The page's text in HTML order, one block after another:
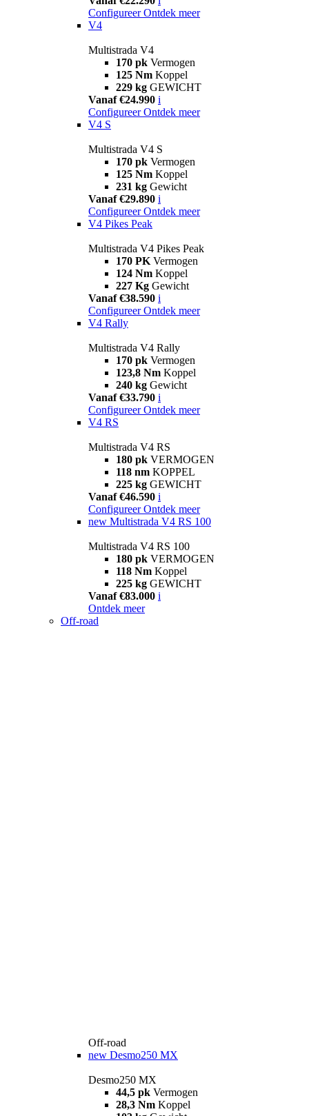
Configureer Ontdek meer
V4
Multistrada V4
170 pk Vermogen
125 Nm Koppel
229 kg GEWICHT
Vanaf €24.990 i
Configureer Ontdek meer
V4 S
Multistrada V4 S
170 pk Vermogen
125 Nm Koppel
231 kg Gewicht
Vanaf €29.890 i
Configureer Ontdek meer
V4 Pikes Peak
Multistrada V4 Pikes Peak
170 PK Vermogen
124 Nm Koppel
227 Kg Gewicht
Vanaf €38.590 i
Configureer Ontdek meer
V4 Rally
Multistrada V4 Rally
170 pk Vermogen
123,8 Nm Koppel
240 kg Gewicht
Vanaf €33.790 i
Configureer Ontdek meer
V4 RS
Multistrada V4 RS
180 pk VERMOGEN
118 nm KOPPEL
225 kg GEWICHT
Vanaf €46.590 i
Configureer Ontdek meer
new Multistrada V4 RS 100
Multistrada V4 RS 100
180 pk VERMOGEN
118 Nm Koppel
225 kg GEWICHT
Vanaf €83.000 i
Ontdek meer
Off-road
Off-road
new Desmo250 MX
Desmo250 MX
44,5 pk Vermogen
28,3 Nm Koppel